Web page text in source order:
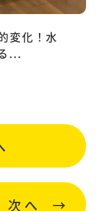
変化！水
...
次へ